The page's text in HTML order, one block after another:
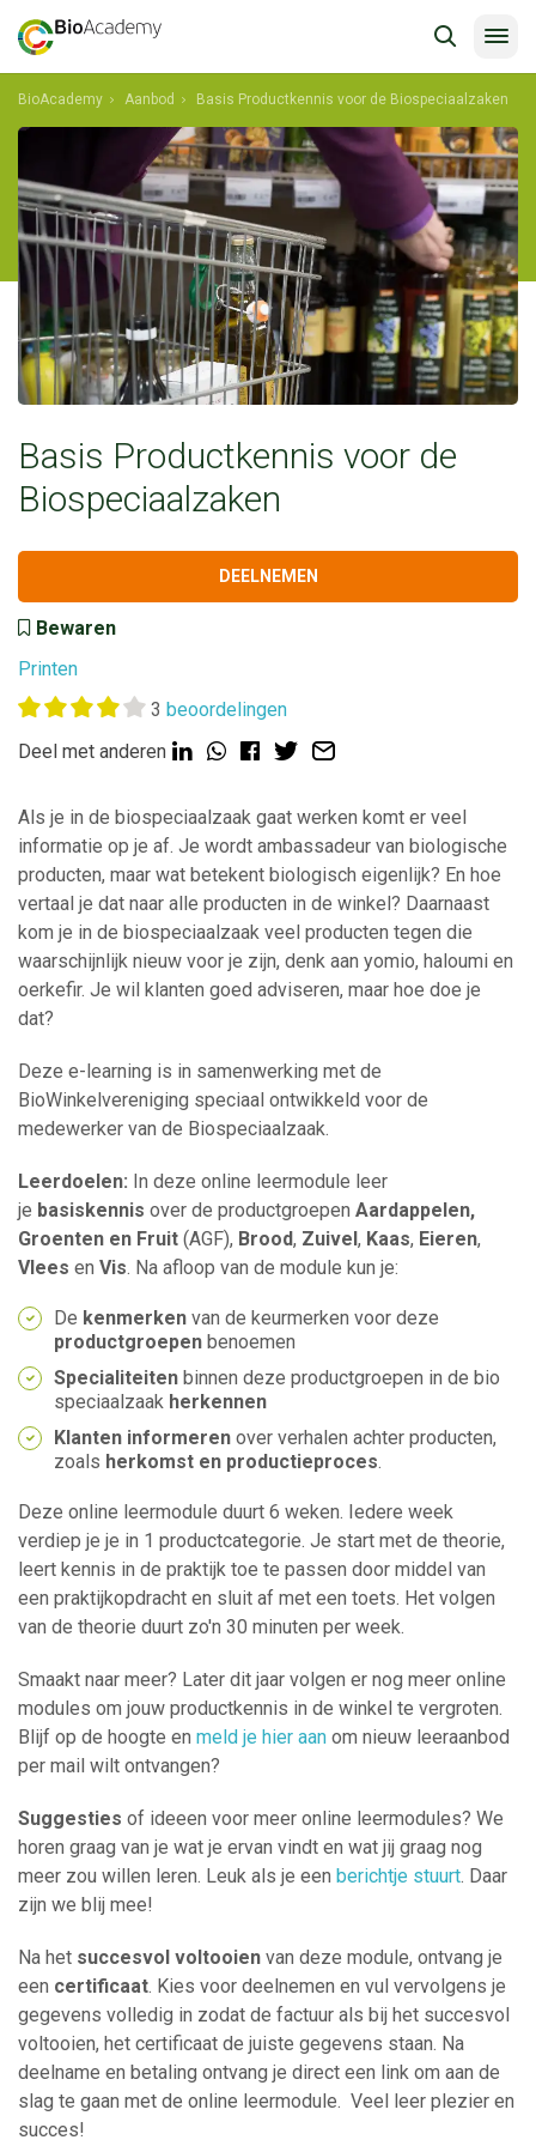
BioAcademy Aanbod Basis Productkennis voor de Biospeciaalzaken
Basis Productkennis voor de
Biospeciaalzaken
DEELNEMEN
Bewaren
Printen
3 beoordelingen
Deel met anderen
Als je in de biospeciaalzaak gaat werken komt er veel
informatie op je af. Je wordt ambassadeur van biologische
producten, maar wat betekent biologisch eigenlijk? En hoe
vertaal je dat naar alle producten in de winkel? Daarnaast
kom je in de biospeciaalzaak veel producten tegen die
waarschijnlijk nieuw voor je zijn, denk aan yomio, haloumi en
oerkefir. Je wil klanten goed adviseren, maar hoe doe je
dat?
Deze e-learning is in samenwerking met de
BioWinkelvereniging speciaal ontwikkeld voor de
medewerker van de Biospeciaalzaak.
Leerdoelen: In deze online leermodule leer
je basiskennis over de productgroepen Aardappelen,
Groenten en Fruit (AGF), Brood, Zuivel , Kaas, Eieren,
Vlees en Vis. Na afloop van de module kun je:
De kenmerken van de keurmerken voor deze
productgroepen benoemen
Specialiteiten binnen deze productgroepen in de bio
speciaalzaak herkennen
Klanten informeren over verhalen achter producten,
zoals herkomst en productieproces.
Deze online leermodule duurt 6 weken. Iedere week
verdiep je je in 1 productcategorie. Je start met de theorie,
leert kennis in de praktijk toe te passen door middel van
een praktijkopdracht en sluit af met een toets. Het volgen
van de theorie duurt zo'n 30 minuten per week.
Smaakt naar meer? Later dit jaar volgen er nog meer online
modules om jouw productkennis in de winkel te vergroten.
Blijf op de hoogte en meld je hier aan om nieuw leeraanbod
per mail wilt ontvangen?
Suggesties of ideeen voor meer online leermodules? We
horen graag van je wat je ervan vindt en wat jij graag nog
meer zou willen leren. Leuk als je een berichtje stuurt. Daar
zijn we blij mee!
Na het succesvol voltooien van deze module, ontvang je
een certificaat. Kies voor deelnemen en vul vervolgens je
gegevens volledig in zodat de factuur als bij het succesvol
voltooien, het certificaat de juiste gegevens staan. Na
deelname en betaling ontvang je direct een link om aan de
slag te gaan met de online leermodule. Veel leer plezier en
succes!